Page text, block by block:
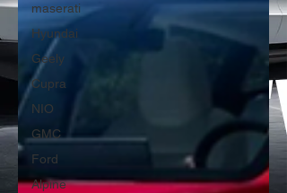
maserati
Hyundai
Geely
Cupra
NIO
GMC
Ford
Alpine